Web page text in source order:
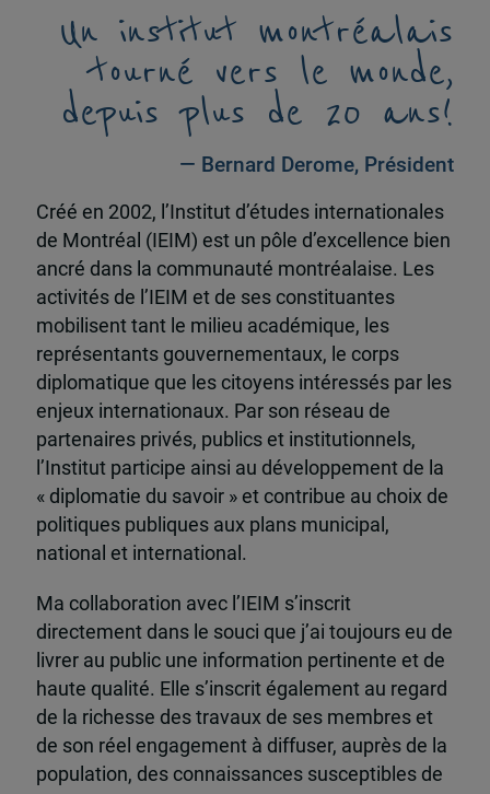
Un institut montréalais
tourné vers le monde,
depuis plus de 20 ans!
— Bernard Derome, Président
Créé en 2002, l’Institut d’études internationales
de Montréal (IEIM) est un pôle d’excellence bien
ancré dans la communauté montréalaise. Les
activités de l’IEIM et de ses constituantes
mobilisent tant le milieu académique, les
représentants gouvernementaux, le corps
diplomatique que les citoyens intéressés par les
enjeux internationaux. Par son réseau de
partenaires privés, publics et institutionnels,
l’Institut participe ainsi au développement de la
« diplomatie du savoir » et contribue au choix de
politiques publiques aux plans municipal,
national et international.
Ma collaboration avec l’IEIM s’inscrit
directement dans le souci que j’ai toujours eu de
livrer au public une information pertinente et de
haute qualité. Elle s’inscrit également au regard
de la richesse des travaux de ses membres et
de son réel engagement à diffuser, auprès de la
population, des connaissances susceptibles de